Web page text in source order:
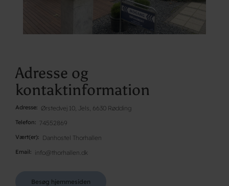
Adresse og
kontaktinformation
Adresse Ørstedvej 10, Jels, 6630 Rødding
Telefon 74552869
Vært(er) Danhostel Thorhallen
Email info@thorhallen.dk
Besøg hjemmesiden